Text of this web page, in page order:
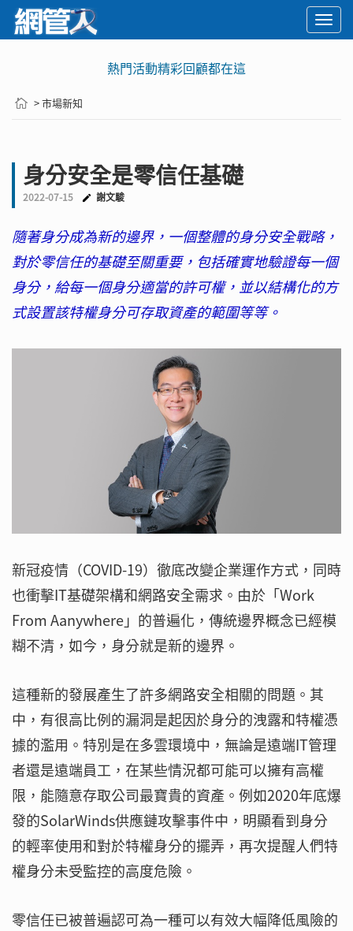
熱門活動精彩回顧都在這
> 市場新知
身分安全是零信任基礎
2022-07-15 謝文駿
隨著身分成為新的邊界，一個整體的身分安全戰略，
對於零信任的基礎至關重要，包括確實地驗證每一個
身分，給每一個身分適當的許可權，並以結構化的方
式設置該特權身分可存取資產的範圍等等。
新冠疫情（COVID-19）徹底改變企業運作方式，同時
也衝擊IT基礎架構和網路安全需求。由於「Work
From Aanywhere」的普遍化，傳統邊界概念已經模
糊不清，如今，身分就是新的邊界。
這種新的發展產生了許多網路安全相關的問題。其
中，有很高比例的漏洞是起因於身分的洩露和特權憑
據的濫用。特別是在多雲環境中，無論是遠端IT管理
者還是遠端員工，在某些情況都可能可以擁有高權
限，能隨意存取公司最寶貴的資產。例如2020年底爆
發的SolarWinds供應鏈攻擊事件中，明顯看到身分
的輕率使用和對於特權身分的擺弄，再次提醒人們特
權身分未受監控的高度危險。
零信任已被普遍認可為一種可以有效大幅降低風險的